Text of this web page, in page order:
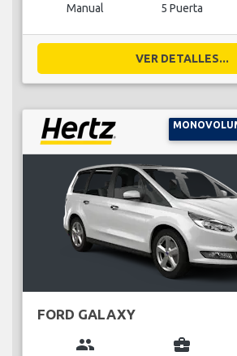
Manual 5 Puerta
VER DETALLES...
FORD GALAXY
group business_center